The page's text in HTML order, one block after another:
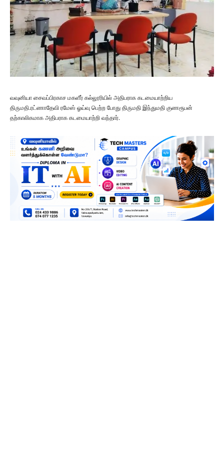
வவுனியா சைவப்பிரகாச மகளீர் கல்லூரியில் அதிபராக கடமையாற்றிய
திருமதி.ரட்ணாதேவி ரமேஸ் ஓய்வு பெற்ற போது திருமதி இந்துமதி குணரூபன்
தற்காலிகமாக அதிபராக கடமையாற்றி வந்தார்.